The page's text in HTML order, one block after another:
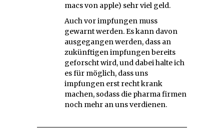
macs von apple) sehr viel geld.
Auch vor impfungen muss
gewarnt werden. Es kann davon
ausgegangen werden, dass an
zukünftigen impfungen bereits
geforscht wird, und dabei halte ich
es für möglich, dass uns
impfungen erst recht krank
machen, sodass die pharma firmen
noch mehr an uns verdienen.